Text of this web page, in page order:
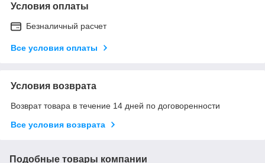
Условия оплаты
Безналичный расчет
Все условия оплаты
Условия возврата
Возврат товара в течение 14 дней по договоренности
Все условия возврата
Подобные товары компании